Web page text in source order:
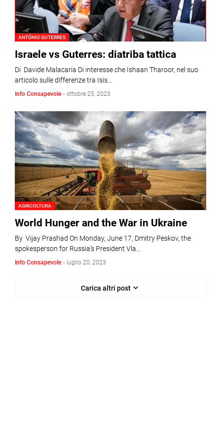
ANTÓNIO GUTERRES
Israele vs Guterres: diatriba tattica
Di Davide Malacaria Di interesse che Ishaan Tharoor, nel suo
articolo sulle differenze tra Isis…
Info Consapevole - ottobre 25, 2023
AGRICOLTURA
World Hunger and the War in Ukraine
By Vijay Prashad On Monday, June 17, Dmitry Peskov, the
spokesperson for Russia’s President Vla…
Info Consapevole - luglio 20, 2023
Carica altri post